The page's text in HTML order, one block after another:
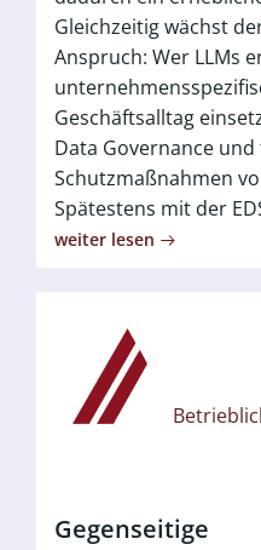
Gleichzeitig wächst
Anspruch: Wer LLMs
Geschäftsalltag
Data Governance
Schutzmaßnahmen
Spätestens mit der
weiter lesen
Gegenseitige